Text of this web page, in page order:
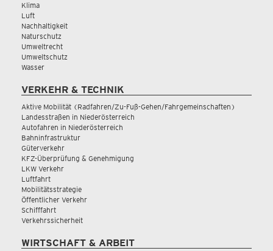
Klima
Luft
Nachhaltigkeit
Naturschutz
Umweltrecht
Umweltschutz
Wasser
VERKEHR & TECHNIK
Aktive Mobilität (Radfahren/Zu-Fuß-Gehen/Fahrgemeinschaften)
Landesstraßen in Niederösterreich
Autofahren in Niederösterreich
Bahninfrastruktur
Güterverkehr
KFZ-Überprüfung & Genehmigung
LKW Verkehr
Luftfahrt
Mobilitätsstrategie
Öffentlicher Verkehr
Schifffahrt
Verkehrssicherheit
WIRTSCHAFT & ARBEIT